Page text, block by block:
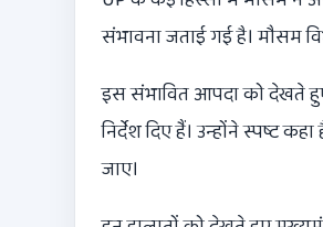
संभावना जताई गई है। मौसम
इस संभावित आपदा को देखते
निर्देश दिए हैं। उन्होंने स्पष्ट
जाए।